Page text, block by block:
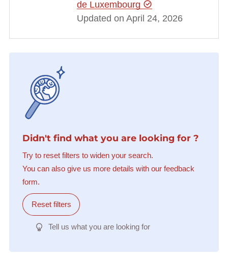
de Luxembourg
Updated on April 24, 2026
Didn't find what you are looking for ?
Try to reset filters to widen your search.
You can also give us more details with our feedback
form.
Reset filters
Tell us what you are looking for